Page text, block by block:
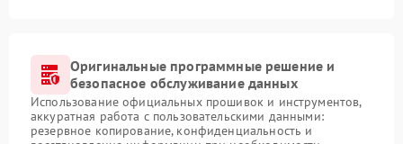
Оригинальные программные решение и
безопасное обслуживание данных
Использование официальных прошивок и инструментов,
аккуратная работа с пользовательскими данными:
резервное копирование, конфиденциальность и